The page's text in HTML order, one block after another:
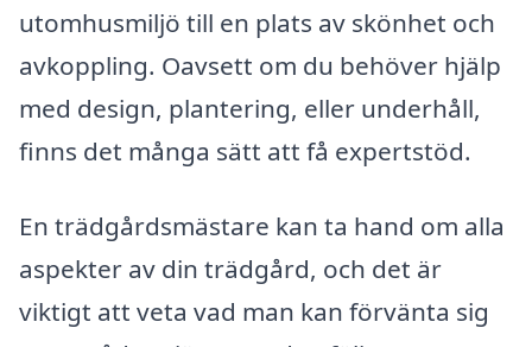
utomhusmiljö till en plats av skönhet och
avkoppling. Oavsett om du behöver hjälp
med design, plantering, eller underhåll,
finns det många sätt att få expertstöd.
En trädgårdsmästare kan ta hand om alla
aspekter av din trädgård, och det är
viktigt att veta vad man kan förvänta sig